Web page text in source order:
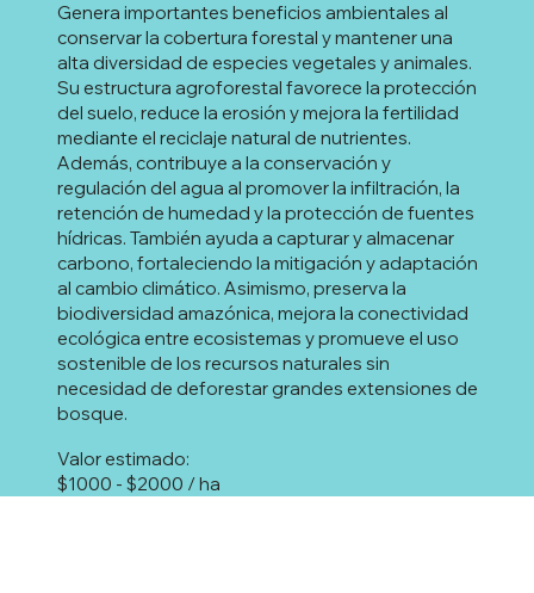
Genera importantes beneficios ambientales al
conservar la cobertura forestal y mantener una
alta diversidad de especies vegetales y animales.
Su estructura agroforestal favorece la protección
del suelo, reduce la erosión y mejora la fertilidad
mediante el reciclaje natural de nutrientes.
Además, contribuye a la conservación y
regulación del agua al promover la infiltración, la
retención de humedad y la protección de fuentes
hídricas. También ayuda a capturar y almacenar
carbono, fortaleciendo la mitigación y adaptación
al cambio climático. Asimismo, preserva la
biodiversidad amazónica, mejora la conectividad
ecológica entre ecosistemas y promueve el uso
sostenible de los recursos naturales sin
necesidad de deforestar grandes extensiones de
bosque.
$1000 - $2000 / ha
Valor estimado: